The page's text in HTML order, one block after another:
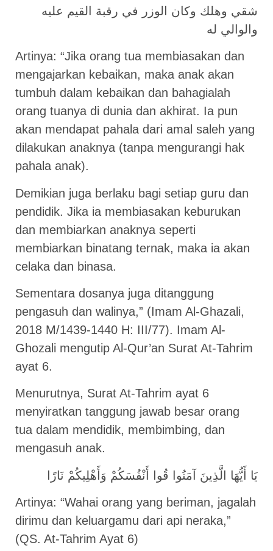
شقي وهلك وكان الوزر في رقبة القيم عليه
والوالي له
Artinya: “Jika orang tua membiasakan dan
mengajarkan kebaikan, maka anak akan
tumbuh dalam kebaikan dan bahagialah
orang tuanya di dunia dan akhirat. Ia pun
akan mendapat pahala dari amal saleh yang
dilakukan anaknya (tanpa mengurangi hak
pahala anak).
Demikian juga berlaku bagi setiap guru dan
pendidik. Jika ia membiasakan keburukan
dan membiarkan anaknya seperti
membiarkan binatang ternak, maka ia akan
celaka dan binasa.
Sementara dosanya juga ditanggung
pengasuh dan walinya,” (Imam Al-Ghazali,
2018 M/1439-1440 H: III/77). Imam Al-
Ghozali mengutip Al-Qur’an Surat At-Tahrim
ayat 6.
Menurutnya, Surat At-Tahrim ayat 6
menyiratkan tanggung jawab besar orang
tua dalam mendidik, membimbing, dan
mengasuh anak.
يَا أَيُّهَا الَّذِينَ آمَنُوا قُوا أَنْفُسَكُمْ وَأَهْلِيكُمْ نَارًا
Artinya: “Wahai orang yang beriman, jagalah
dirimu dan keluargamu dari api neraka,”
(QS. At-Tahrim Ayat 6)